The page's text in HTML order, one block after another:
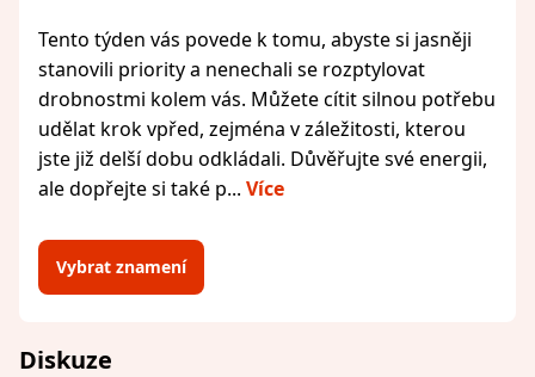
Tento týden vás povede k tomu, abyste si jasněji
stanovili priority a nenechali se rozptylovat
drobnostmi kolem vás. Můžete cítit silnou potřebu
udělat krok vpřed, zejména v záležitosti, kterou
jste již delší dobu odkládali. Důvěřujte své energii,
ale dopřejte si také p... Více
Vybrat znamení
Diskuze